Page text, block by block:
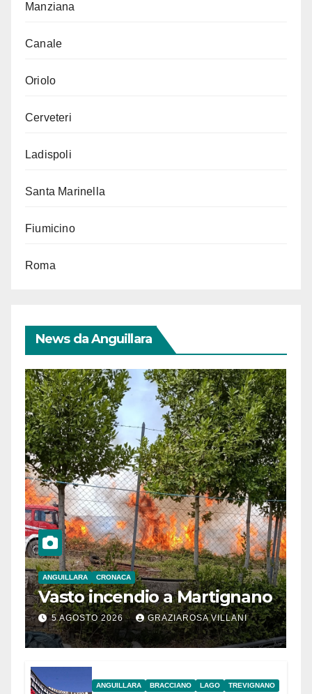
Manziana
Canale
Oriolo
Cerveteri
Ladispoli
Santa Marinella
Fiumicino
Roma
News da Anguillara
ANGUILLARA CRONACA
Vasto incendio a Martignano
5 AGOSTO 2026 GRAZIAROSA VILLANI
ANGUILLARA BRACCIANO LAGO TREVIGNANO